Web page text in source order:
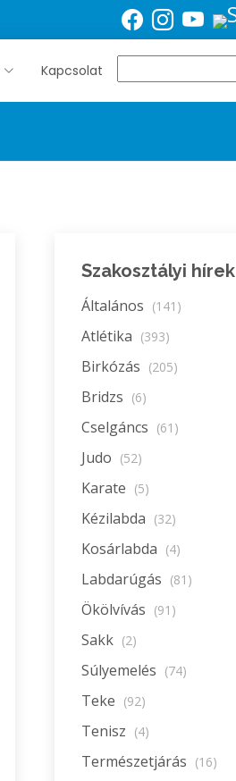
Kapcsolat
Szakosztályi hírek
Általános (141)
Atlétika (393)
Birkózás (205)
Bridzs (6)
Cselgáncs (61)
Judo (52)
Karate (5)
Kézilabda (32)
Kosárlabda (4)
Labdarúgás (81)
Ökölvívás (91)
Sakk (2)
Súlyemelés (74)
Teke (92)
Tenisz (4)
Természetjárás (16)